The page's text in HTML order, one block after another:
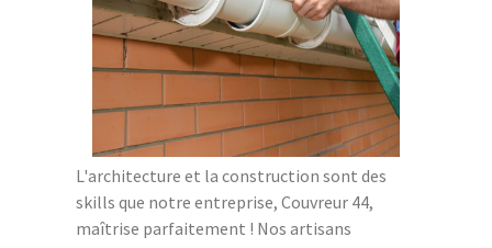
L'architecture et la construction sont des
skills que notre entreprise, Couvreur 44,
maîtrise parfaitement ! Nos artisans